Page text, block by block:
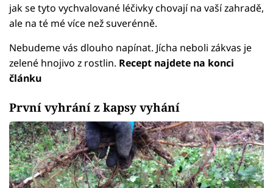
jak se tyto vychvalované léčivky chovají na vaší zahradě,
ale na té mé více než suverénně.
Nebudeme vás dlouho napínat. Jícha neboli zákvas je
zelené hnojivo z rostlin. Recept najdete na konci
článku
První vyhrání z kapsy vyhání